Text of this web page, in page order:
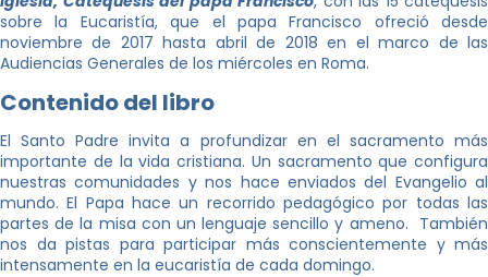
sobre la Eucaristía, que el papa Francisco ofreció desde
noviembre de 2017 hasta abril de 2018 en el marco de las
Audiencias Generales de los miércoles en Roma.
Contenido del libro
El Santo Padre invita a profundizar en el sacramento más
importante de la vida cristiana. Un sacramento que configura
nuestras comunidades y nos hace enviados del Evangelio al
mundo. El Papa hace un recorrido pedagógico por todas las
partes de la misa con un lenguaje sencillo y ameno. También
nos da pistas para participar más conscientemente y más
intensamente en la eucaristía de cada domingo.